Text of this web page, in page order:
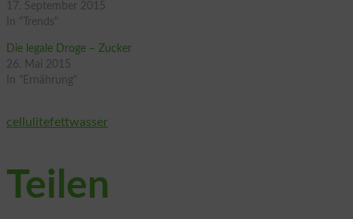
17. September 2015
In "Trends"
Die legale Droge – Zucker
26. Mai 2015
In "Ernährung"
cellulitefettwasser
Teilen